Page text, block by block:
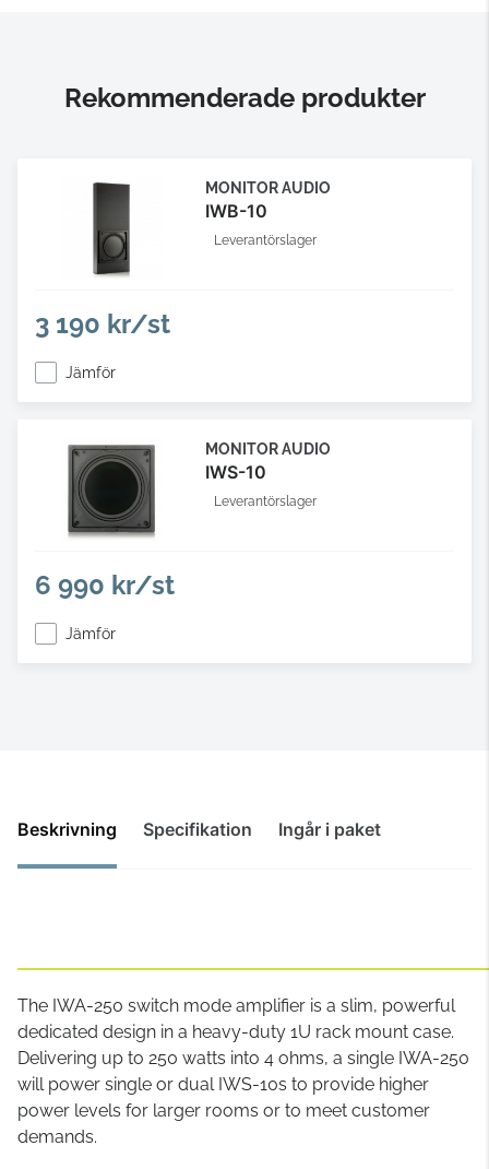
Rekommenderade produkter
MONITOR AUDIO
IWB-10
Leverantörslager
3 190 kr/st
Jämför
MONITOR AUDIO
IWS-10
Leverantörslager
6 990 kr/st
Jämför
Beskrivning Specifikation Ingår i paket
The IWA-250 switch mode amplifier is a slim, powerful
dedicated design in a heavy-duty 1U rack mount case.
Delivering up to 250 watts into 4 ohms, a single IWA-250
will power single or dual IWS-10s to provide higher
power levels for larger rooms or to meet customer
demands.